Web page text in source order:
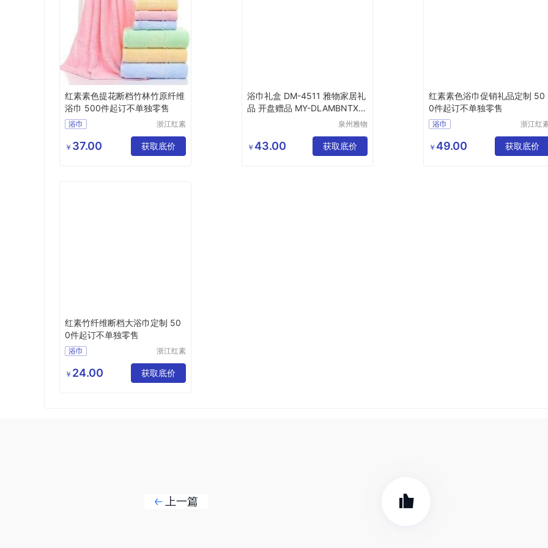
红素素色提花断档竹林竹原纤维
浴巾 500件起订不单独零售
浴巾
浙江红素
公司
￥ 37.00 获取底价
浴巾礼盒 DM-4511 雅物家居礼
品 开盘赠品 MY-DLAMBNTX-Y
泉州雅物
公司
￥ 43.00 获取底价
红素素色浴巾促销礼品定制 50
0件起订不单独零售
浴巾
浙江红
公司
￥ 49.00 获取底价
红素竹纤维断档大浴巾定制 50
0件起订不单独零售
浴巾
浙江红素
公司
￥ 24.00 获取底价
上一篇